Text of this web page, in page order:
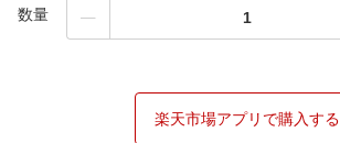
数量
楽天市場アプリで購入する